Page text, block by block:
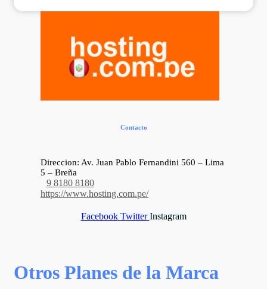
Contacto
Direccion: Av. Juan Pablo Fernandini 560 – Lima
5 – Breña
9 8180 8180
https://www.hosting.com.pe/
Facebook Twitter Instagram
Otros Planes de la Marca